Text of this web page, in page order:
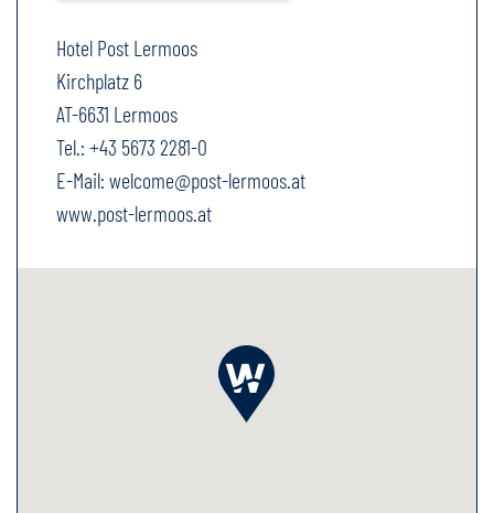
Hotel Post Lermoos
Kirchplatz 6
AT-6631 Lermoos
Tel.: +43 5673 2281-0
E-Mail: welcome@post-lermoos.at
www.post-lermoos.at